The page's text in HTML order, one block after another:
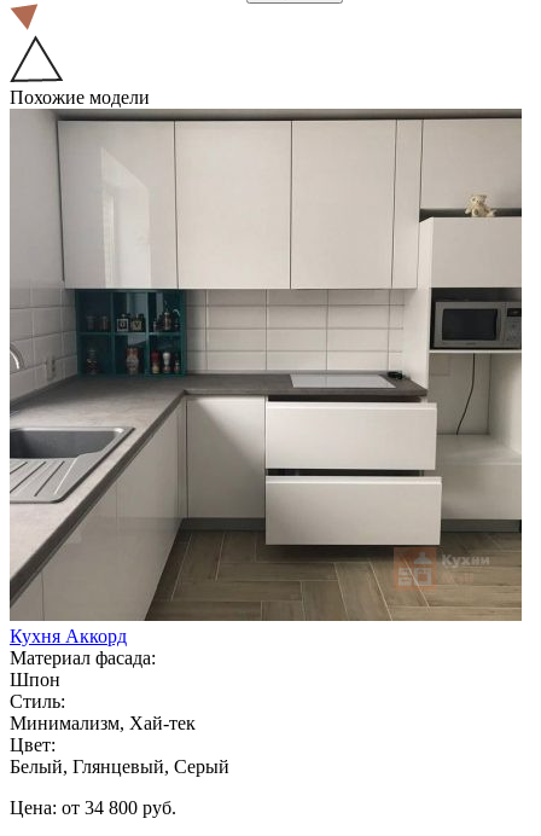
Похожие модели
Кухня Аккорд
Материал фасада:
Шпон
Стиль:
Минимализм, Хай-тек
Цвет:
Белый, Глянцевый, Серый
Цена: от 34 800 руб.